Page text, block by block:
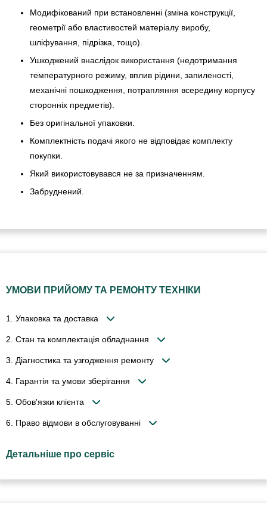
Модифікований при встановленні (зміна конструкції,
геометрії або властивостей матеріалу виробу,
шліфування, підрізка, тощо).
Ушкоджений внаслідок використання (недотримання
температурного режиму, вплив рідини, запиленості,
механічні пошкодження, потрапляння всередину корпусу
сторонніх предметів).
Без оригінальної упаковки.
Комплектність подачі якого не відповідає комплекту
покупки.
Який використовувався не за призначенням.
Забруднений.
УМОВИ ПРИЙОМУ ТА РЕМОНТУ ТЕХНІКИ
1. Упаковка та доставка
2. Стан та комплектація обладнання
3. Діагностика та узгодження ремонту
4. Гарантія та умови зберігання
5. Обов'язки клієнта
6. Право відмови в обслуговуванні
Детальніше про сервіс